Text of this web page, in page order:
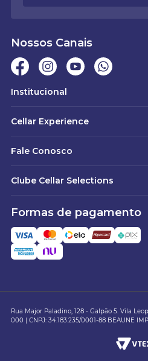
Nossos Canais
Institucional
Cellar Experience
Fale Conosco
Clube Cellar Selections
Formas de pagamento
Rua Major Paladino, 128 - Galpão 5. Vila
000 | CNPJ: 34.183.235/0001-88 BEAUNE